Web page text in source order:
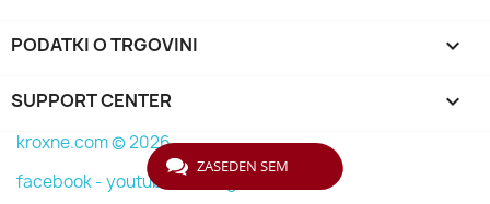
PODATKI O TRGOVINI keyboard_arrow_down
SUPPORT CENTER 
kroxne.com © 2026
facebook -youtube -
ZASEDEN SEM